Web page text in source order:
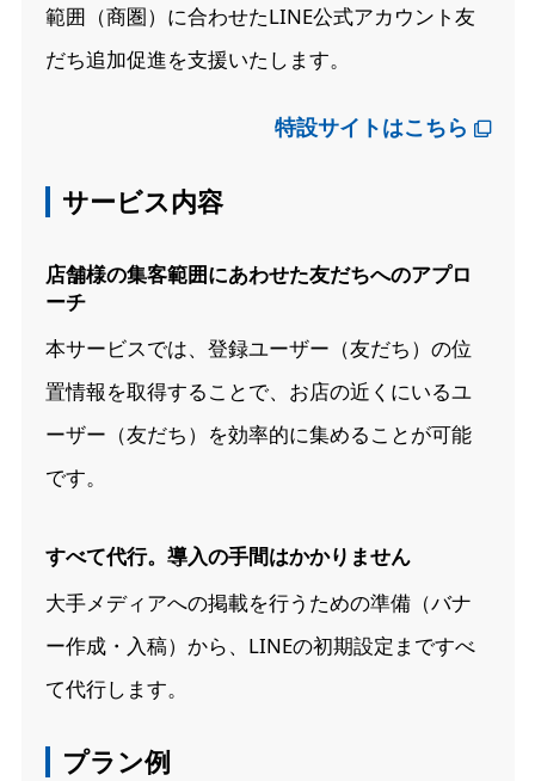
範囲（商圏）に合わせたLINE公式アカウント友
だち追加促進を支援いたします。
特設サイトはこちら
サービス内容
店舗様の集客範囲にあわせた友だちへのアプロ
ーチ
本サービスでは、登録ユーザー（友だち）の位
置情報を取得することで、お店の近くにいるユ
ーザー（友だち）を効率的に集めることが可能
です。
すべて代行。導入の手間はかかりません
大手メディアへの掲載を行うための準備（バナ
ー作成・入稿）から、LINEの初期設定まですべ
て代行します。
プラン例